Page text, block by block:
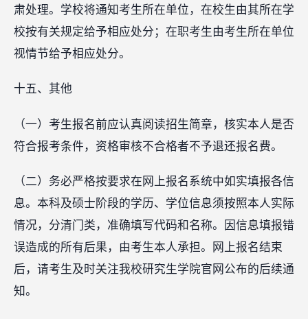
肃处理。学校将通知考生所在单位，在校生由其所在学
校按有关规定给予相应处分；在职考生由考生所在单位
视情节给予相应处分。
十五、其他
（一）考生报名前应认真阅读招生简章，核实本人是否
符合报考条件，资格审核不合格者不予退还报名费。
（二）务必严格按要求在网上报名系统中如实填报各信
息。本科及硕士阶段的学历、学位信息须按照本人实际
情况，分清门类，准确填写代码和名称。因信息填报错
误造成的所有后果，由考生本人承担。网上报名结束
后，请考生及时关注我校研究生学院官网公布的后续通
知。